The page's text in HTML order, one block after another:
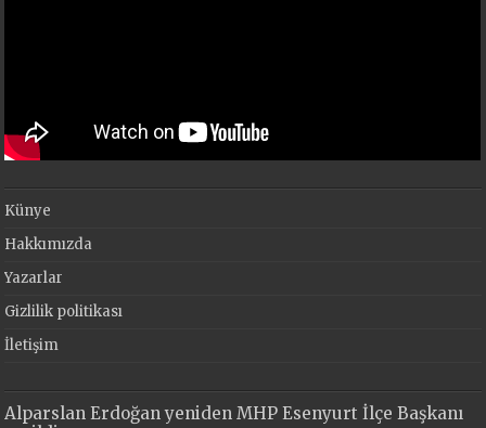
Künye
Hakkımızda
Yazarlar
Gizlilik politikası
İletişim
Alparslan Erdoğan yeniden MHP Esenyurt İlçe Başkanı